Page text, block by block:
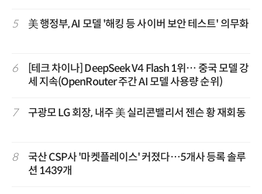
5 美 행정부, AI 모델 '해킹 등 사이버 보안 테스트' 의무화
6
[테크 차이나] DeepSeek V4 Flash 1위… 중국 모델 강
세 지속(OpenRouter 주간 AI 모델 사용량 순위)
7 구광모 LG 회장, 내주 美 실리콘밸리서 젠슨 황 재회동
8
국산 CSP사 '마켓플레이스' 커졌다…5개사 등록 솔루
션 1439개